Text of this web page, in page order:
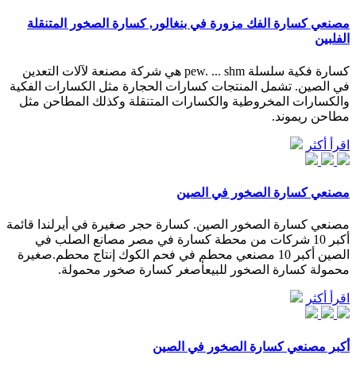
مصنعي كسارة الفك مزورة في بنغالور, كسارة الصخور المتنقلة
الفلبين
كسارة فكية سلسلة pew. ... shm هي شركة مصنعة لآلات التعدين
في الصين. تشمل المنتجات كسارات الحجارة مثل الكسارات الفكية
والكسارات المخروطية والكسارات المتنقلة وكذلك المطاحن مثل
مطاحن ريموند.
اقرأ أكثر
مصنعي كسارة الصخور في الصين
مصنعي كسارة الصخور الصين. كسارة حجر صغيرة في أيرلندا قائمة
أكبر 10 شركات من محطة كسارة في مصر مصانع الصلب في
الصين أكبر 10 مصنعي محطم في فحم الكوك إنتاج محطم.صغيرة
محمولة كسارة الصخور للبيعأصغر كسارة صخور محمولة.
اقرأ أكثر
أكبر مصنعي كسارة الصخور في الصين